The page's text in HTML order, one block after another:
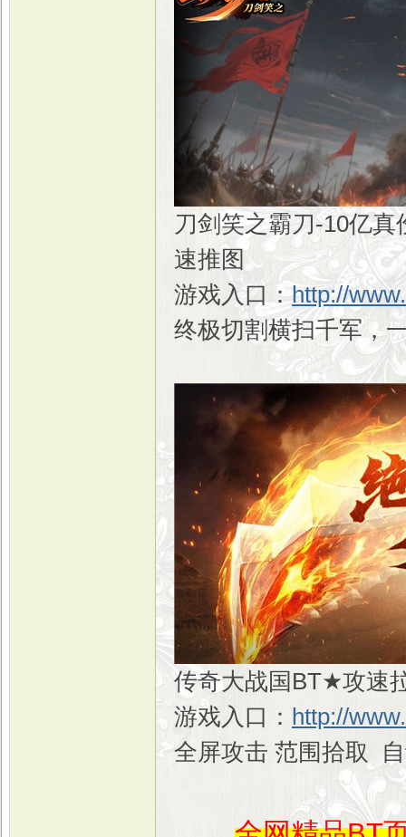
刀剑笑之霸刀-10亿
速推图
游戏入口： http://
终极切割横扫千军，
传奇大战国BT★攻速
游戏入口： http://
全屏攻击 范围拾取